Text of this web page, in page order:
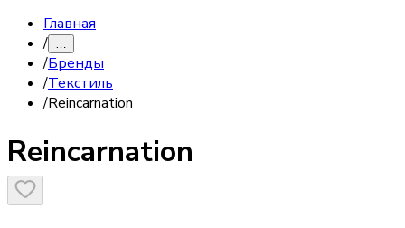
Главная
/ …
/Бренды
/Текстиль
/Reincarnation
Reincarnation